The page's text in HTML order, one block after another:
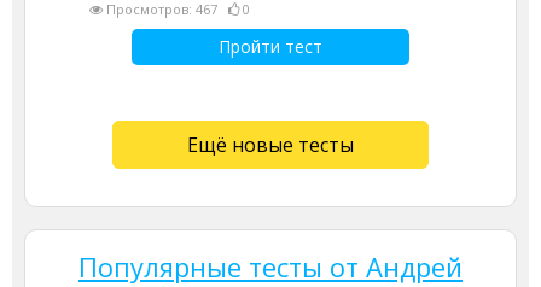
Просмотров: 467
0
Пройти тест
Ещё новые тесты
Популярные тесты от Андрей